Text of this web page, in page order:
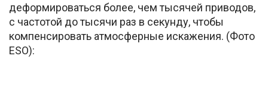
деформироваться более, чем тысячей приводов,
с частотой до тысячи раз в секунду, чтобы
компенсировать атмосферные искажения. (Фото
ESO):